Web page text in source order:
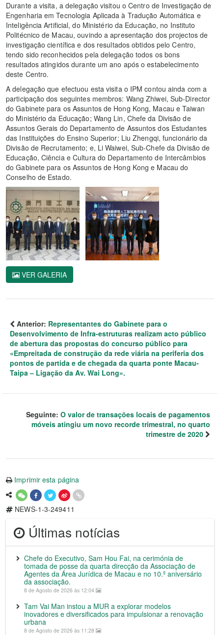
Durante a visita, a delegação visitou o Centro de Investigação de
Engenharia em Tecnologia Aplicada à Tradução Automática e
Inteligência Artificial, do Ministério da Educação, no Instituto
Politécnico de Macau, ouvindo a apresentação dos projectos de
investigação científica e dos resultados obtidos pelo Centro,
tendo sido reconhecidos pela delegação todos os bons
resultados atingidos durante um ano após o estabelecimento
deste Centro.
A delegação que efectuou esta visita o IPM contou ainda com a
participação dos seguintes membros: Wang Zhiwei, Sub-Director
do Gabinete para os Assuntos de Hong Kong, Macau e Taiwan
do Ministério da Educação; Wang Lin, Chefe da Divisão de
Assuntos Gerais do Departamento de Assuntos dos Estudantes
das Instituições do Ensino Superior; Liu Zhengqi, funcionário da
Divisão de Recrutamento; e, Li Waiwei, Sub-Chefe da Divisão de
Educação, Ciência e Cultura do Departamento de Intercâmbios
do Gabinete para os Assuntos de Hong Kong e Macau do
Conselho de Estado.
VER GALERIA
Anterior: Representantes do Gabinete para o
Desenvolvimento de Infra-estruturas realizam acto público
de abertura das propostas do concurso público para
«Empreitada de construção da rede viária na periferia dos
pontos de partida e de chegada da quarta ponte Macau-
Taipa – Ligação da Av. Wai Long».
Seguinte: O valor de transações locais de pagamentos
móveis atingiu um novo recorde trimestral, no quarto
trimestre de 2020
Imprimir esta página
NEWS-1-3-249411
Últimas notícias
Chefe do Executivo, Sam Hou Fai, na cerimónia de
tomada de posse da quarta direcção da Associação de
Agentes da Área Jurídica de Macau e no 10.º aniversário
da associação.
8 de Agosto de 2026 às 12:04
Tam Vai Man instou a MUR a explorar modelos
inovadores e diversificados para impulsionar a renovação
urbana
8 de Agosto de 2026 às 11:28